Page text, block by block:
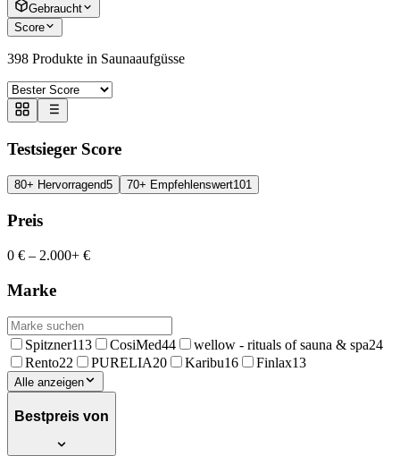
Gebraucht
Score
398 Produkte in Saunaaufgüsse
Testsieger Score
80+ Hervorragend5 70+ Empfehlenswert101
Preis
0 € – 2.000+ €
Marke
Spitzner113 CosiMed44 wellow - rituals of sauna & spa24
Rento22 PURELIA20 Karibu16 Finlax13
Alle anzeigen
Bestpreis von